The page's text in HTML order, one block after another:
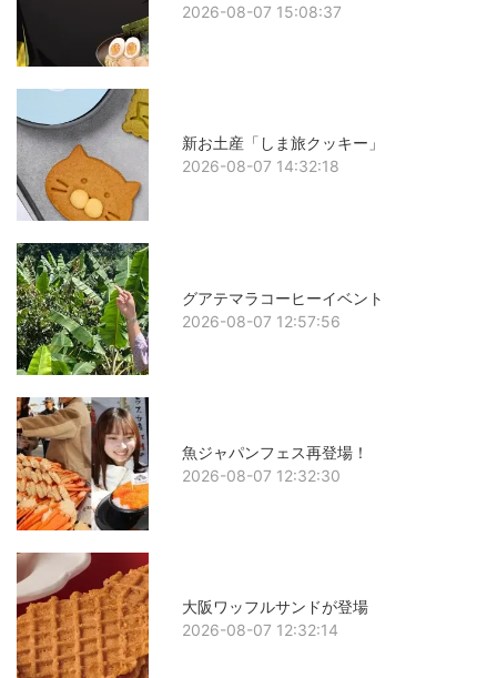
2026-08-07 15:08:37
新お土産「しま旅クッキー」
2026-08-07 14:32:18
グアテマラコーヒーイベント
2026-08-07 12:57:56
魚ジャパンフェス再登場！
2026-08-07 12:32:30
大阪ワッフルサンドが登場
2026-08-07 12:32:14